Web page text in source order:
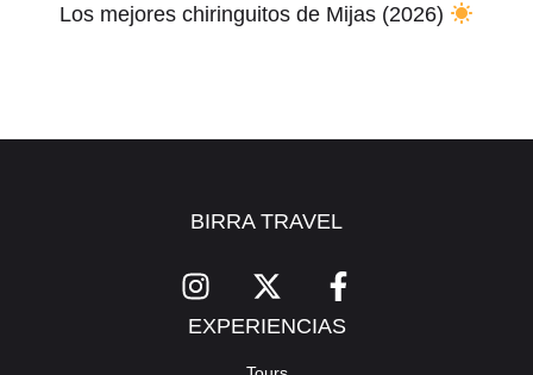
Los mejores chiringuitos de Mijas (2026)
BIRRA TRAVEL
EXPERIENCIAS